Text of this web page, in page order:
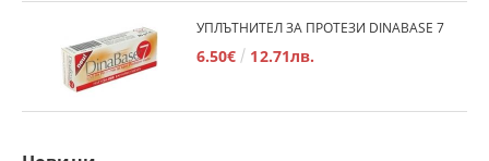
УПЛЪТНИТЕЛ ЗА ПРОТЕЗИ DINABASE 7
6.50€ 12.71лв.